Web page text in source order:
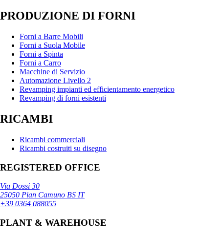
PRODUZIONE DI FORNI
Forni a Barre Mobili
Forni a Suola Mobile
Forni a Spinta
Forni a Carro
Macchine di Servizio
Automazione Livello 2
Revamping impianti ed efficientamento energetico
Revamping di forni esistenti
RICAMBI
Ricambi commerciali
Ricambi costruiti su disegno
REGISTERED OFFICE
Via Dossi 30
25050 Pian Camuno BS IT
+39 0364 088055
PLANT & WAREHOUSE